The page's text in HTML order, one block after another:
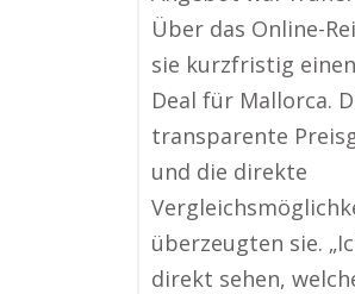
Über das Online-
sie kurzfristig
Deal für Mallorca.
transparente
und die direkte
überzeugten sie.
direkt sehen,